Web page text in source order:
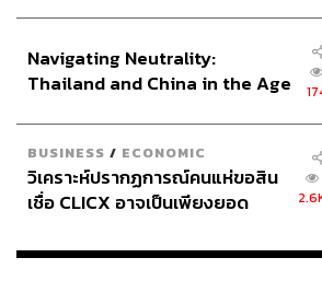
ABOUT THE
บรรณาธิการบริหาร
Navigating Neutrality:
Thailand and China in the Age
BUSINESS / ECONOMIC
วิเคราะห์ปรากฏการณ์คนแห่ขอสิน
เชื่อ CLICX อาจเป็นเพียงยอด
เรือนไทยที่ถูกซุกไว้